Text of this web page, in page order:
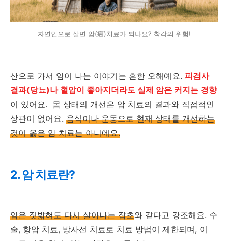
자연인으로 살면 암(癌)치료가 되나요? 착각의 위험!
산으로 가서 암이 나는 이야기는 흔한 오해예요. 피검사
결과(당뇨)나 혈압이 좋아지더라도 실제 암은 커지는 경향
이 있어요. 몸 상태의 개선은 암 치료의 결과와 직접적인
상관이 없어요. 음식이나 운동으로 현재 상태를 개선하는
것이 옳은 암 치료는 아니에요.
2. 암 치료란?
암은 짓밟혀도 다시 살아나는 잡초와 같다고 강조해요. 수
술, 항암 치료, 방사선 치료로 치료 방법이 제한되며, 이